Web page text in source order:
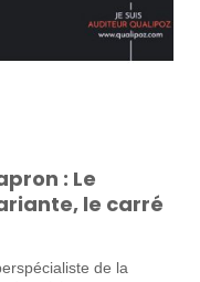
: Le
le carré
de la